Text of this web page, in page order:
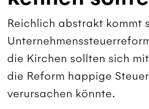
Reichlich abstrakt kommt
die Kirchen sollten sich
die Reform happige
verursachen könnte.